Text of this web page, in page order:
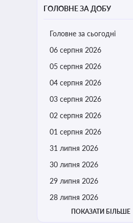
ГОЛОВНЕ ЗА ДОБУ
Головне за сьогодні
06 серпня 2026
05 серпня 2026
04 серпня 2026
03 серпня 2026
02 серпня 2026
01 серпня 2026
31 липня 2026
30 липня 2026
29 липня 2026
28 липня 2026
ПОКАЗАТИ БІЛЬШЕ